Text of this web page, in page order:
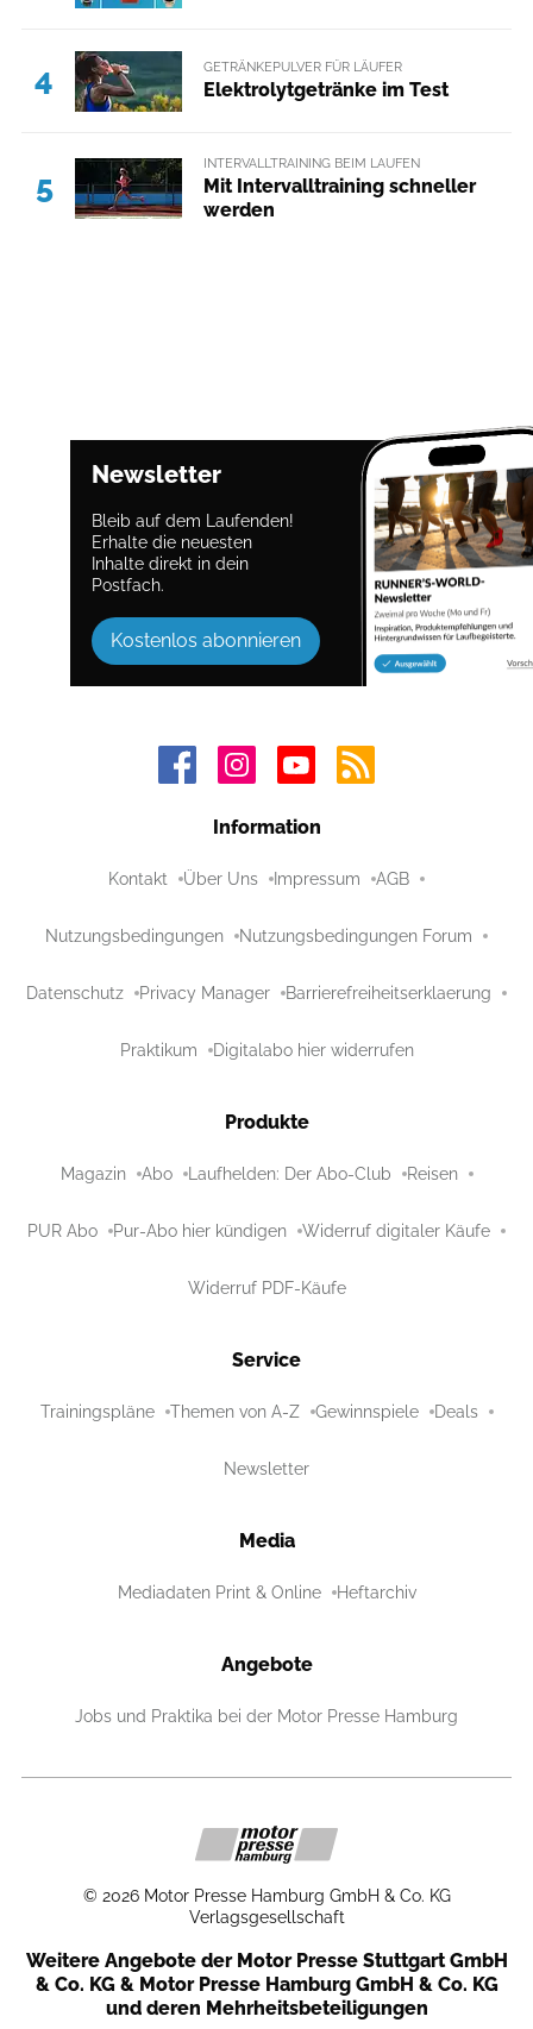
4 GETRÄNKEPULVER FÜR LÄUFER
Elektrolytgetränke im Test
5
INTERVALLTRAINING BEIM LAUFEN
Mit Intervalltraining schneller
werden
Newsletter
Bleib auf dem Laufenden!
Erhalte die neuesten
Inhalte direkt in dein
Postfach.
Kostenlos abonnieren
Information
Kontakt Über Uns Impressum AGB
Nutzungsbedingungen Nutzungsbedingungen Forum
Datenschutz Privacy Manager Barrierefreiheitserklaerung
Praktikum Digitalabo hier widerrufen
Produkte
Magazin Abo Laufhelden: Der Abo-Club Reisen
PUR Abo Pur-Abo hier kündigen Widerruf digitaler Käufe
Widerruf PDF-Käufe
Service
Trainingspläne Themen von A-Z Gewinnspiele Deals
Newsletter
Media
Mediadaten Print & Online Heftarchiv
Angebote
Jobs und Praktika bei der Motor Presse Hamburg
© 2026 Motor Presse Hamburg GmbH & Co. KG
Verlagsgesellschaft
Weitere Angebote der Motor Presse Stuttgart GmbH
& Co. KG & Motor Presse Hamburg GmbH & Co. KG
und deren Mehrheitsbeteiligungen